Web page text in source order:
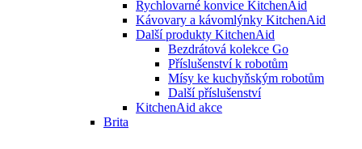
Rychlovarné konvice KitchenAid
Kávovary a kávomlýnky KitchenAid
Další produkty KitchenAid
Bezdrátová kolekce Go
Příslušenství k robotům
Mísy ke kuchyňským robotům
Další příslušenství
KitchenAid akce
Brita